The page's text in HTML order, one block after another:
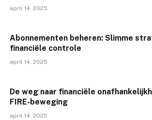
april 14, 2025
Abonnementen beheren: Slimme
financiële controle
april 14, 2025
De weg naar financiële
FIRE-beweging
april 14, 2025